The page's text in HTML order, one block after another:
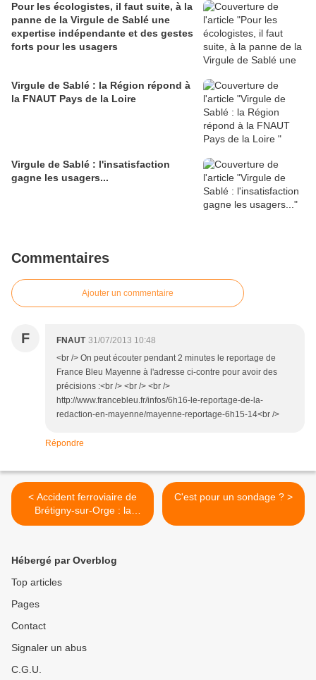
Pour les écologistes, il faut suite, à la
panne de la Virgule de Sablé une
expertise indépendante et des gestes
forts pour les usagers
Virgule de Sablé : la Région répond à
la FNAUT Pays de la Loire
Virgule de Sablé : l'insatisfaction
gagne les usagers...
Commentaires
Ajouter un commentaire
F FNAUT 31/07/2013 10:48
<br /> On peut écouter pendant 2 minutes le reportage de
France Bleu Mayenne à l'adresse ci-contre pour avoir des
précisions :<br /> <br /> <br />
http://www.francebleu.fr/infos/6h16-le-reportage-de-la-
redaction-en-mayenne/mayenne-reportage-6h15-14<br />
Répondre
< Accident ferroviaire de
Brétigny-­sur-­Orge : la
FNAUT se constitue partie
C'est pour un sondage ? >
Hébergé par Overblog
Top articles
Pages
Contact
Signaler un abus
C.G.U.